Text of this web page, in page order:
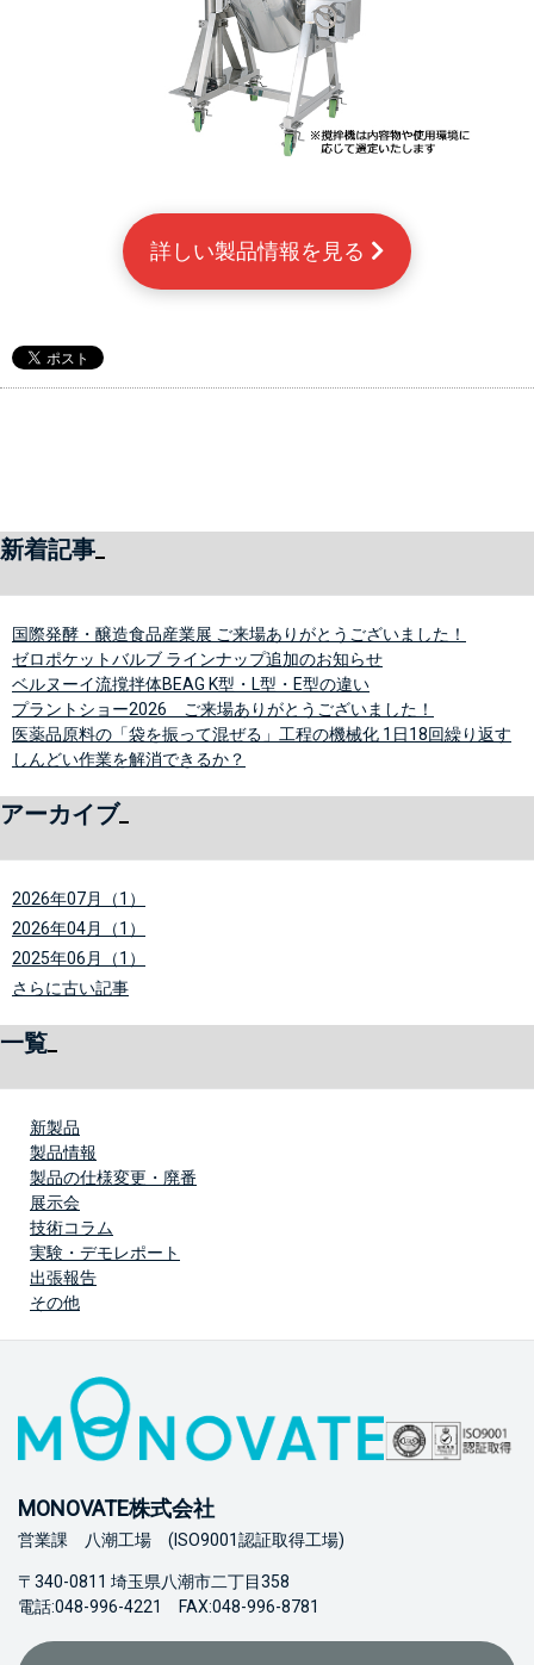
詳しい製品情報を見る
新着記事
国際発酵・醸造食品産業展 ご来場ありがとうございました！
ゼロポケットバルブ ラインナップ追加のお知らせ
ベルヌーイ流撹拌体BEAG K型・L型・E型の違い
プラントショー2026 ご来場ありがとうございました！
医薬品原料の「袋を振って混ぜる」工程の機械化 1日18回繰り返す
しんどい作業を解消できるか？
アーカイブ
2026年07月（1）
2026年04月（1）
2025年06月（1）
さらに古い記事
一覧
新製品
製品情報
製品の仕様変更・廃番
展示会
技術コラム
実験・デモレポート
出張報告
その他
MONOVATE株式会社
営業課 八潮工場 (ISO9001認証取得工場)
〒340-0811 埼玉県八潮市二丁目358
電話:048-996-4221 FAX:048-996-8781